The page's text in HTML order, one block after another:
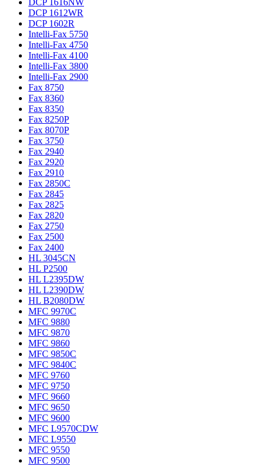
DCP 1612WR
DCP 1602R
Intelli-Fax 5750
Intelli-Fax 4750
Intelli-Fax 4100
Intelli-Fax 3800
Intelli-Fax 2900
Fax 8750
Fax 8360
Fax 8350
Fax 8250P
Fax 8070P
Fax 3750
Fax 2940
Fax 2920
Fax 2910
Fax 2850C
Fax 2845
Fax 2825
Fax 2820
Fax 2750
Fax 2500
Fax 2400
HL 3045CN
HL P2500
HL L2395DW
HL L2390DW
HL B2080DW
MFC 9970C
MFC 9880
MFC 9870
MFC 9860
MFC 9850C
MFC 9840C
MFC 9760
MFC 9750
MFC 9660
MFC 9650
MFC 9600
MFC L9570CDW
MFC L9550
MFC 9550
MFC 9500